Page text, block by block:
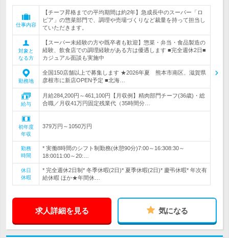
仕事内容
【チーフ昇格までの平均期間は約2年】急成長中のスーパー「ロ
ピア」の惣菜部門で、調理や売場づくりなど裁量を持って担当し
ていただきます。
対象と
なる方
【スーパー未経験の方や既卒者も歓迎】惣菜・弁当・食品製造の
経験、飲食店での調理経験がある方は優遇します ■完全週休2日■
カジュアル面談も実施中
勤務地
全国150店舗以上で募集します ★2026年夏 熊本市南区、滋賀県
彦根市に新店OPEN予定 ■北海…
給与
月給284,200円～461,100円【月収例】精肉部門チーフ(36歳)・総
合職／月収41万円固定残業代（35時間分…
初年度
年収
379万円～1050万円
勤務
時間
* 実働8時間のシフト制勤務(休憩90分)7:00～16:308:30～
18:0011:00～20:…
休日
休暇
* 完全週休2日制* 冬季休暇(2日)* 夏季休暇(2日)* 慶弔休暇* 年次有
給休暇 ほか★年間休…
求人詳細を見る 気になる